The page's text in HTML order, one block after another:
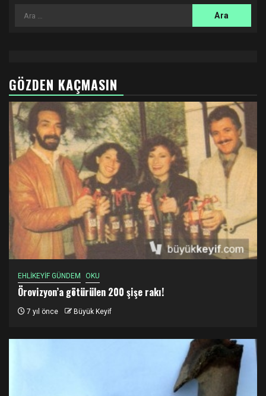
Arama:
GÖZDEN KAÇMASIN
EHLİKEYİF GÜNDEM OKU
Örovizyon’a götürülen 200 şişe rakı!
7 yıl önce Büyük Keyif